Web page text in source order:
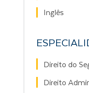
Inglês
Direito do
Direito